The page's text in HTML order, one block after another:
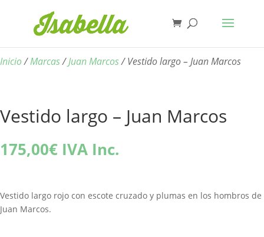
Inicio/Marcas/Juan Marcos/ Vestido largo – Juan Marcos
Vestido largo – Juan Marcos
175,00€ IVA Inc.
Vestido largo rojo con escote cruzado y plumas en los hombros de
Juan Marcos.